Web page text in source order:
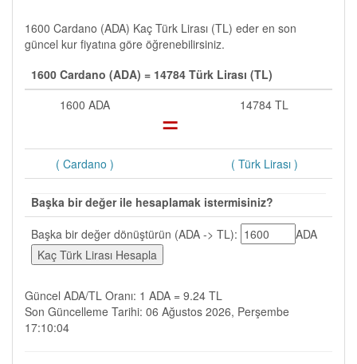
1600 Cardano (ADA) Kaç Türk Lirası (TL) eder en son
güncel kur fiyatına göre öğrenebilirsiniz.
1600 Cardano (ADA) = 14784 Türk Lirası (TL)
1600 ADA
= 14784 TL
( Cardano ) ( Türk Lirası )
Başka bir değer ile hesaplamak istermisiniz?
Başka bir değer dönüştürün (ADA -> TL):
ADA
Güncel ADA/TL Oranı: 1 ADA = 9.24 TL
Son Güncelleme Tarihi: 06 Ağustos 2026, Perşembe
17:10:04